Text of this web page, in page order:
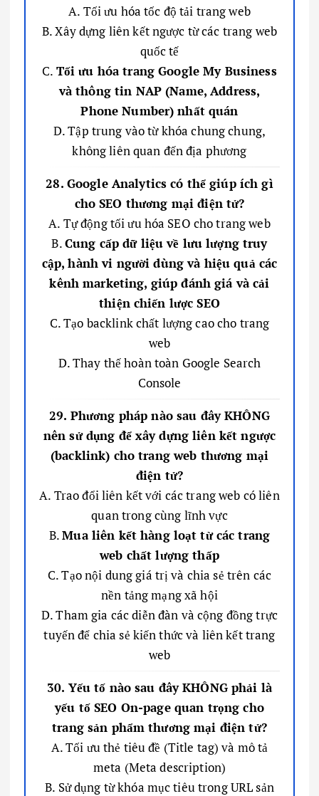
A. Tối ưu hóa tốc độ tải trang web
B. Xây dựng liên kết ngược từ các trang web
quốc tế
C. Tối ưu hóa trang Google My Business
và thông tin NAP (Name, Address,
Phone Number) nhất quán
D. Tập trung vào từ khóa chung chung,
không liên quan đến địa phương
28. Google Analytics có thể giúp ích gì
cho SEO thương mại điện tử?
A. Tự động tối ưu hóa SEO cho trang web
B.Cung cấp dữ liệu về lưu lượng truy
cập, hành vi người dùng và hiệu quả các
kênh marketing, giúp đánh giá và cải
thiện chiến lược SEO
C. Tạo backlink chất lượng cao cho trang
web
D. Thay thế hoàn toàn Google Search
Console
29. Phương pháp nào sau đây KHÔNG
nên sử dụng để xây dựng liên kết ngược
(backlink) cho trang web thương mại
điện tử?
A. Trao đổi liên kết với các trang web có liên
quan trong cùng lĩnh vực
B.Mua liên kết hàng loạt từ các trang
web chất lượng thấp
C. Tạo nội dung giá trị và chia sẻ trên các
nền tảng mạng xã hội
D. Tham gia các diễn đàn và cộng đồng trực
tuyến để chia sẻ kiến thức và liên kết trang
web
30. Yếu tố nào sau đây KHÔNG phải là
yếu tố SEO On-page quan trọng cho
trang sản phẩm thương mại điện tử?
A. Tối ưu thẻ tiêu đề (Title tag) và mô tả
meta (Meta description)
B. Sử dụng từ khóa mục tiêu trong URL sản